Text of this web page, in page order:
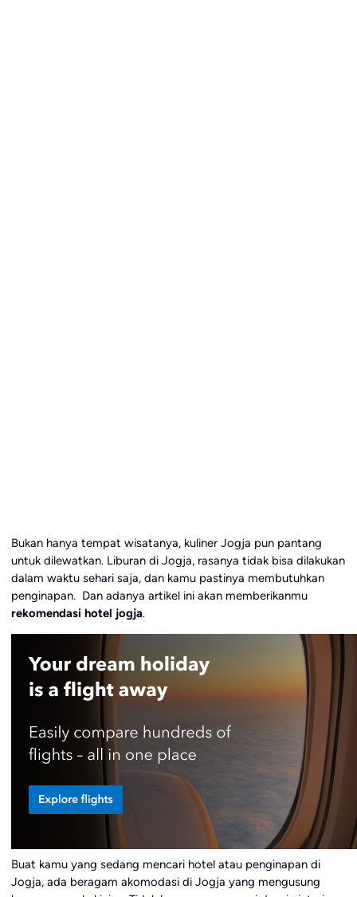
Bukan hanya tempat wisatanya, kuliner Jogja pun pantang
untuk dilewatkan. Liburan di Jogja, rasanya tidak bisa dilakukan
dalam waktu sehari saja, dan kamu pastinya membutuhkan
penginapan. Dan adanya artikel ini akan memberikanmu
rekomendasi hotel jogja.
Buat kamu yang sedang mencari hotel atau penginapan di
Jogja, ada beragam akomodasi di Jogja yang mengusung